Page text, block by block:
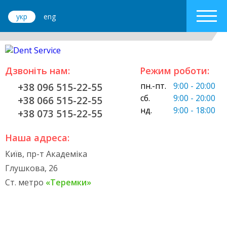
укр eng
Дзвоніть нам:
+38 096 515-22-55
+38 066 515-22-55
+38 073 515-22-55
Режим роботи:
пн.-пт. 9:00 - 20:00
сб.
9:00 - 20:00
нд.
9:00 - 18:00
Наша адреса:
Київ, пр-т Академіка
Глушкова, 26
Ст. метро «Теремки»